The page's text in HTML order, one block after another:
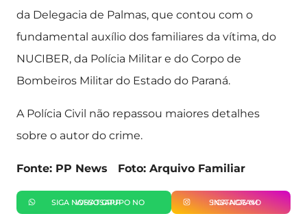
da Delegacia de Palmas, que contou com o
fundamental auxílio dos familiares da vítima, do
NUCIBER, da Polícia Militar e do Corpo de
Bombeiros Militar do Estado do Paraná.
A Polícia Civil não repassou maiores detalhes
sobre o autor do crime.
Fonte: PP News Foto: Arquivo Familiar
SIGA NOSSO GRUPO NO WHATSAPP SIGA-NOS NO INSTAGRAM